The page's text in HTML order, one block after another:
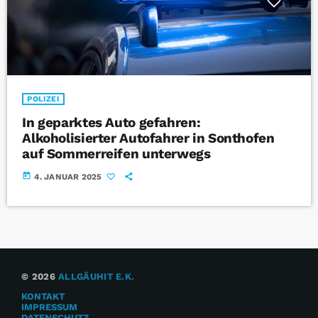
POLIZEI
In geparktes Auto gefahren:
Alkoholisierter Autofahrer in Sonthofen
auf Sommerreifen unterwegs
today 4. JANUAR 2025
© 2026ALLGÄUHIT E.K.
KONTAKT
IMPRESSUM